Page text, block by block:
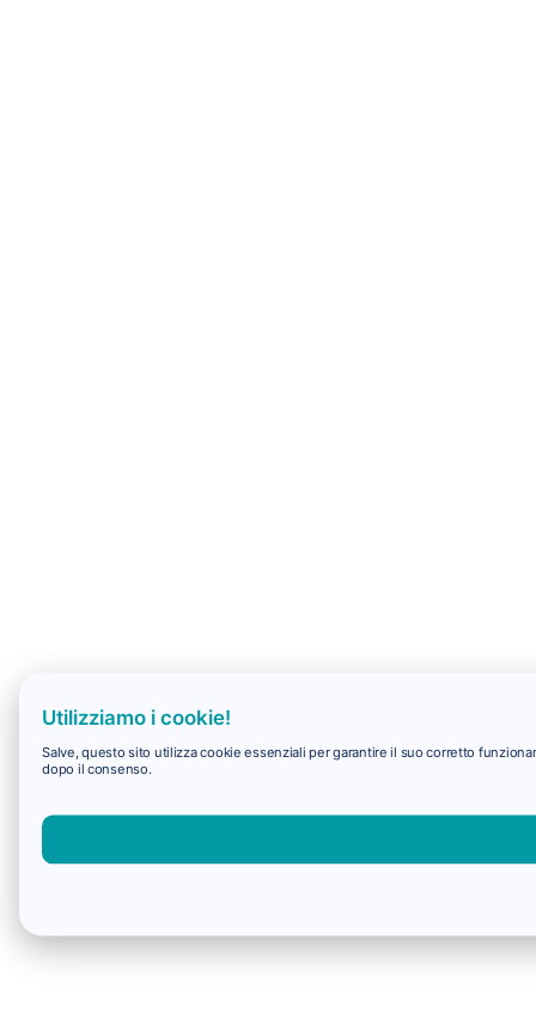
Utilizziamo i cookie!
Salve, questo sito utilizza cookie essenziali per garantire il suo corretto
dopo il consenso.